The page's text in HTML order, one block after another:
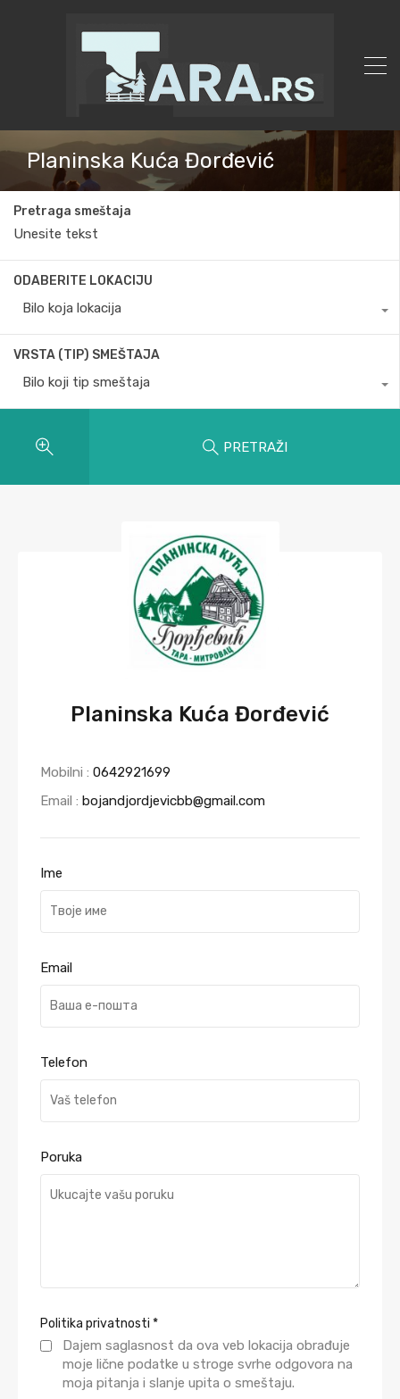
Planinska Kuća Đorđević
Pretraga smeštaja
ODABERITE LOKACIJU
Bilo koja lokacija
VRSTA (TIP) SMEŠTAJA
Bilo koji tip smeštaja
PRETRAŽI
Planinska Kuća Đorđević
Mobilni : 0642921699
Email : bojandjordjevicbb@gmail.com
Ime
Email
Telefon
Poruka
Politika privatnosti *
Dajem saglasnost da ova veb lokacija obrađuje
moje lične podatke u stroge svrhe odgovora na
moja pitanja i slanje upita o smeštaju.